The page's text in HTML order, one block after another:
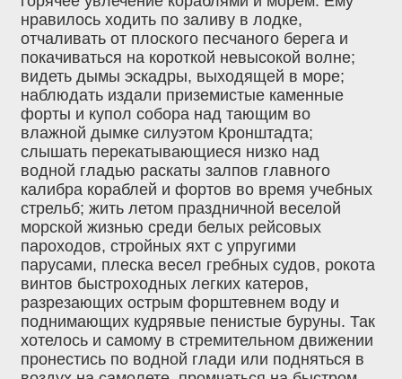
нравилось ходить по заливу в лодке,
отчаливать от плоского песчаного берега и
покачиваться на короткой невысокой волне;
видеть дымы эскадры, выходящей в море;
наблюдать издали приземистые каменные
форты и купол собора над тающим во
влажной дымке силуэтом Кронштадта;
слышать перекатывающиеся низко над
водной гладью раскаты залпов главного
калибра кораблей и фортов во время учебных
стрельб; жить летом праздничной веселой
морской жизнью среди белых рейсовых
пароходов, стройных яхт с упругими
парусами, плеска весел гребных судов, рокота
винтов быстроходных легких катеров,
разрезающих острым форштевнем воду и
поднимающих кудрявые пенистые буруны. Так
хотелось и самому в стремительном движении
пронестись по водной глади или подняться в